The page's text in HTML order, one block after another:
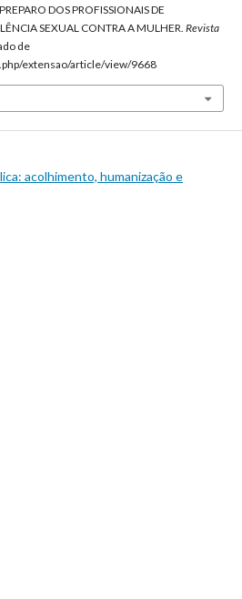
DOS PROFISSIONAIS DE
SEXUAL CONTRA A MULHER. Revista
de
extensao/article/view/9668
acolhimento, humanização e